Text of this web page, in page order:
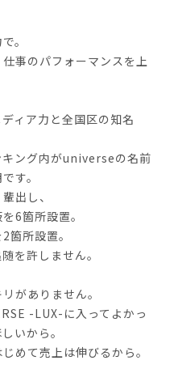
。
事のパフォーマンスを上
ィア力と全国区の知名
キング内がuniverseの名前
す。
出し、
6箇所設置。
箇所設置。
を許しません。
がありません。
-LUX-に入ってよかっ
いから。
めて売上は伸びるから。